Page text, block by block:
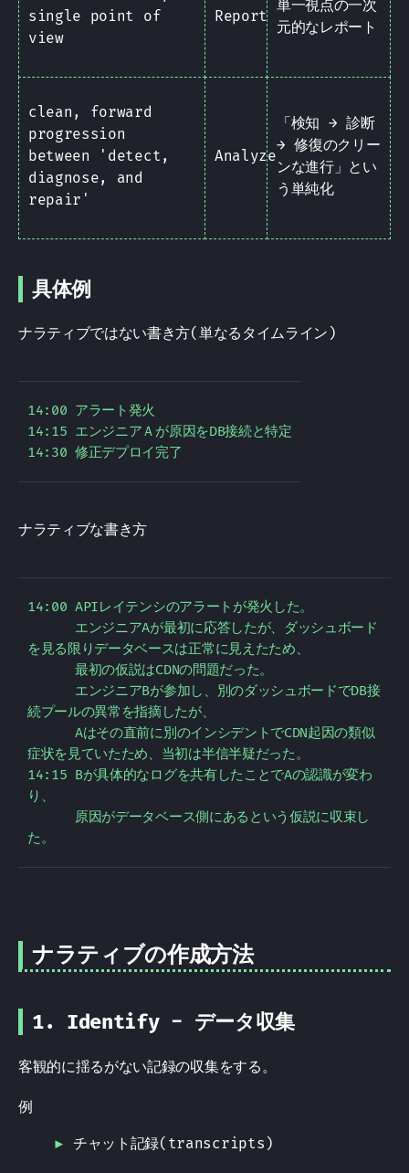
single point of
view
Report
単一視点の一次
元的なレポート
clean, forward
progression
between 'detect,
diagnose, and
repair'
Analyze
「検知 → 診断
→ 修復のクリー
ンな進行」とい
う単純化
具体例
ナラティブではない書き方(単なるタイムライン)
14:00 アラート発火
14:15 エンジニアＡが原因をDB接続と特定
14:30 修正デプロイ完了
ナラティブな書き方
14:00 APIレイテンシのアラートが発火した。
を見る限りデータベースは正常に見えたため、
      最初の仮説はCDNの問題だった。
続プールの異常を指摘したが、
      Aはその直前に別のインシデントでCDN起因の類似
症状を見ていたため、当初は半信半疑だった。
14:15 Bが具体的なログを共有したことでAの認識が変わ
り、
た。
ナラティブの作成方法
1. Identify - データ収集
客観的に揺るがない記録の収集をする。
例
チャット記録(transcripts)